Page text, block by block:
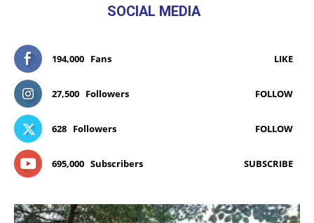
SOCIAL MEDIA
194,000 Fans LIKE
27,500 Followers FOLLOW
628 Followers FOLLOW
695,000 Subscribers SUBSCRIBE